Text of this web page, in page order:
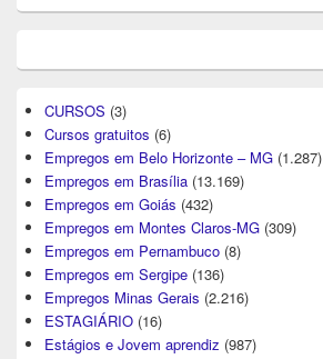
CURSOS (3)
Cursos gratuitos (6)
Empregos em Belo Horizonte – MG (1.287)
Empregos em Brasília (13.169)
Empregos em Goiás (432)
Empregos em Montes Claros-MG (309)
Empregos em Pernambuco (8)
Empregos em Sergipe (136)
Empregos Minas Gerais (2.216)
ESTAGIÁRIO (16)
Estágios e Jovem aprendiz (987)